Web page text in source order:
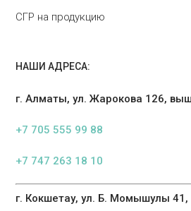
СГР на продукцию
НАШИ АДРЕСА:
г. Алматы, ул. Жарокова 126,
+7 705 555 99 88
+7 747 263 18 10
г. Кокшетау, ул. Б. Момышулы 41,